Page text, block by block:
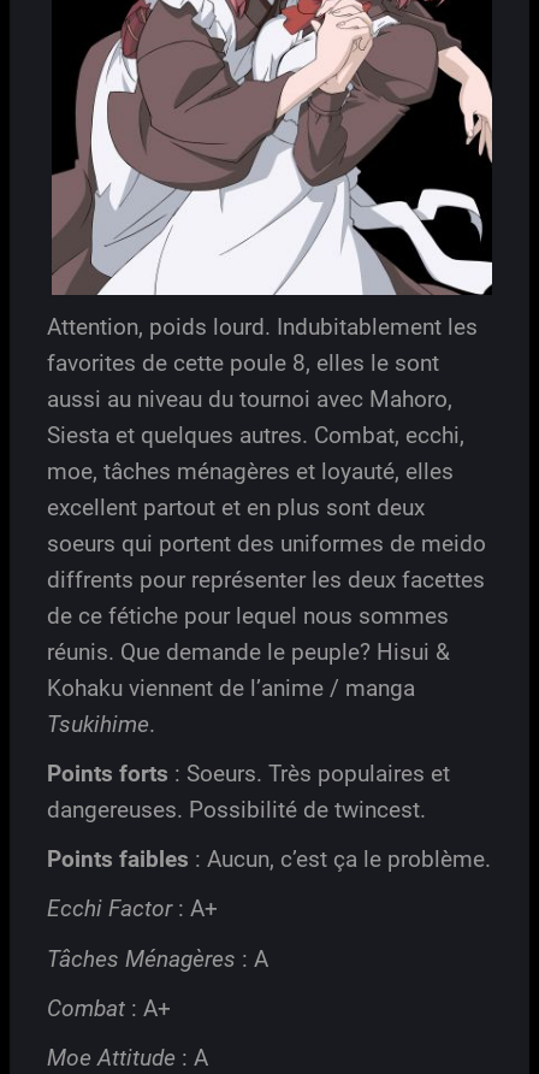
Attention, poids lourd. Indubitablement les
favorites de cette poule 8, elles le sont
aussi au niveau du tournoi avec Mahoro,
Siesta et quelques autres. Combat, ecchi,
moe, tâches ménagères et loyauté, elles
excellent partout et en plus sont deux
soeurs qui portent des uniformes de meido
diffrents pour représenter les deux facettes
de ce fétiche pour lequel nous sommes
réunis. Que demande le peuple? Hisui &
Kohaku viennent de l’anime / manga
Tsukihime.
Points forts : Soeurs. Très populaires et
dangereuses. Possibilité de twincest.
Points faibles : Aucun, c’est ça le problème.
Ecchi Factor: A+
Tâches Ménagères : A
Combat : A+
Moe Attitude : A